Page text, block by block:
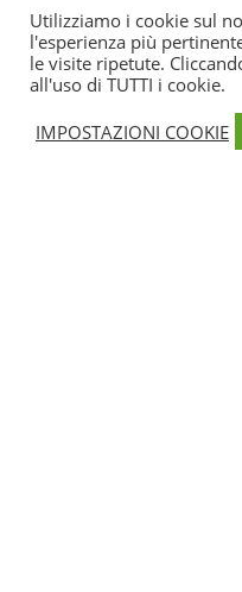
Ricevimento su
diretta di brocciu, al mattino,
agosto : vendita di formaggio.
Utilizziamo i cookie sul
l'esperienza più
le visite ripetute.
all'uso di TUTTI i cookie.
IMPOSTAZIONI COOKIE